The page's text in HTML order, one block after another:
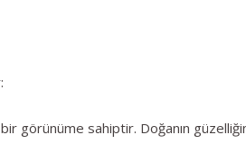
görünüme sahiptir. Doğanın